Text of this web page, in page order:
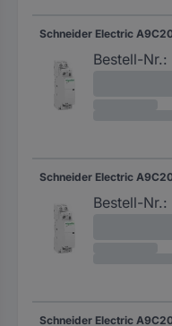
Bestell-Nr.:
Bestell-Nr.: